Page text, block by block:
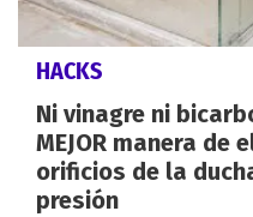
HACKS
Ni vinagre ni
MEJOR manera de
orificios de la
presión